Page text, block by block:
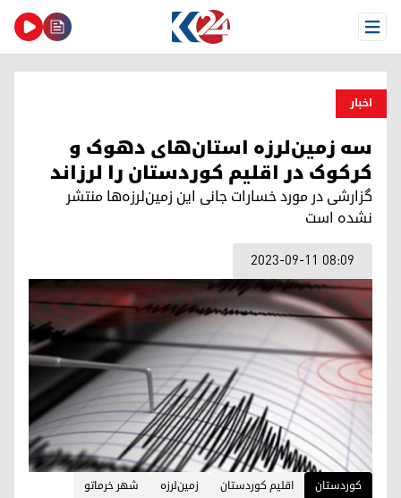
Open Menu
اخبار
سه زمین‌لرزه استان‌های دهوک و
کرکوک در اقلیم کوردستان را لرزاند
گزارشی در مورد خسارات جانی این زمین‌لرزه‌ها منتشر
نشده است
2023-09-11 08:09
کوردستان اقلیم کوردستان زمین‌لرزه شهر خرماتو